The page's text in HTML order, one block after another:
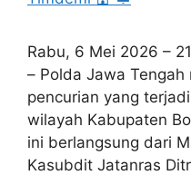
Rabu, 6 Mei 2026 –
– Polda Jawa
pencurian yang
wilayah Kabupaten
ini berlangsung dari
Kasubdit Jatanras